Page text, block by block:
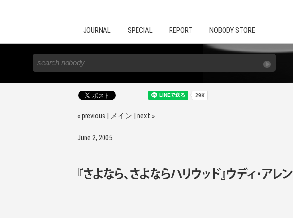
JOURNAL SPECIAL REPORT NOBODY STORE
« previous | メイン | next »
June 2, 2005
『さよなら、さよならハリウッド』ウディ・アレン